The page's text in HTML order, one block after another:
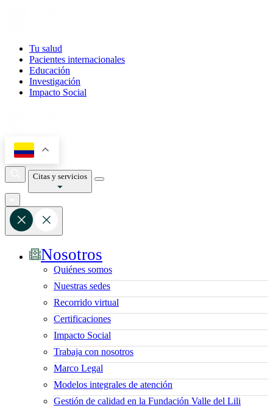
Tu salud
Pacientes internacionales
Educación
Investigación
Impacto Social
Citas y servicios
Nosotros
Quiénes somos
Nuestras sedes
Recorrido virtual
Certificaciones
Impacto Social
Trabaja con nosotros
Marco Legal
Modelos integrales de atención
Gestión de calidad en la Fundación Valle del Lili